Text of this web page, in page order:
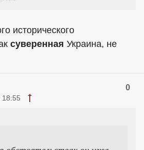
исторического
суверенная Украина, не
0
18:55